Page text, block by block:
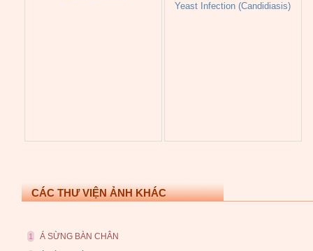
Yeast Infection (Candidiasis)
CÁC THƯ VIỆN ẢNH KHÁC
1 Á SỪNG BÀN CHÂN